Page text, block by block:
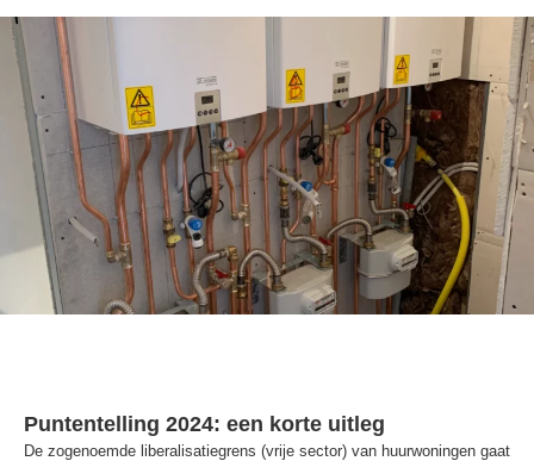
Puntentelling 2024: een korte uitleg
De zogenoemde liberalisatiegrens (vrije sector) van huurwoningen gaat